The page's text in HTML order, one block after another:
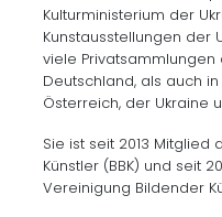
Kulturministerium der
Kunstausstellungen der
viele Privatsammlungen
Deutschland, als auch
Österreich, der Ukraine
Sie ist seit 2013
Künstler (BBK) und seit
Vereinigung Bildender